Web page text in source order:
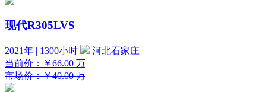
现代R305LVS
2021年 | 1300小时
河北石家庄
当前价：
￥66.00 万
市场价：￥40.00 万